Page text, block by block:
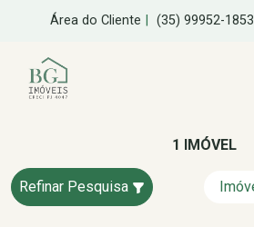
Área do Cliente (35) 99952-1853
1 IMÓVEL
Refinar Pesquisa